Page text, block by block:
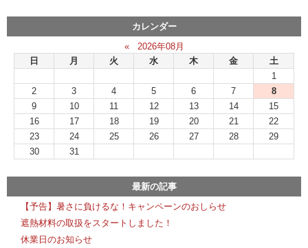
カレンダー
«
2026年08月
日
月 火 水 木 金
土
1
2
3 4 5 6 7
8
9
10 11 12 13 14
15
16
17 18 19 20 21
22
23
24 25 26 27 28
29
30
31
最新の記事
【予告】暑さに負けるな！キャンペーンのおしらせ
遮熱材料の取扱をスタートしました！
休業日のお知らせ